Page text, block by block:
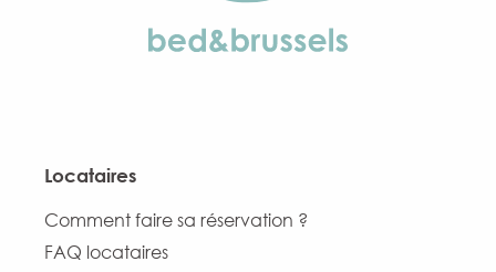
Locataires
Comment faire sa réservation ?
FAQ locataires